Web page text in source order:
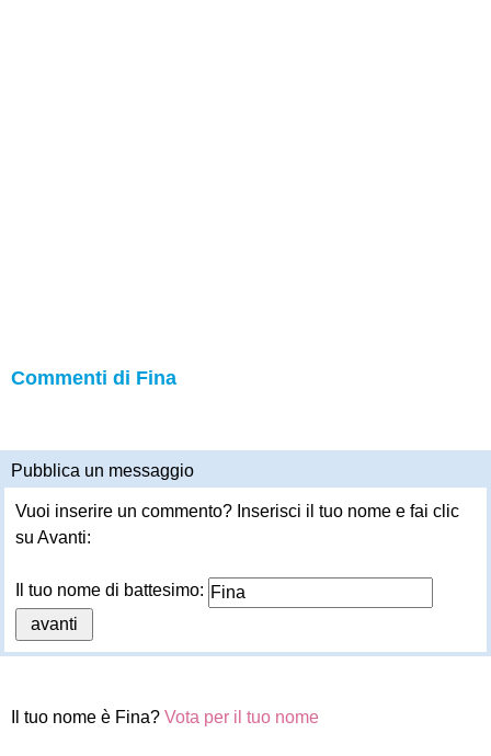
Commenti di Fina
Pubblica un messaggio
Vuoi inserire un commento? Inserisci il tuo nome e fai clic
su Avanti:
Il tuo nome di battesimo:
Il tuo nome è Fina? Vota per il tuo nome